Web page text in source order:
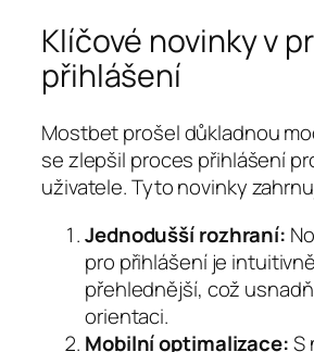
Klíčové novinky v
přihlášení
Mostbet prošel důkladnou
se zlepšil proces přihlášení
uživatele. Tyto novinky
Jednodušší rozhraní:
pro přihlášení je
přehlednější, což
orientaci.
Mobilní optimalizace:S